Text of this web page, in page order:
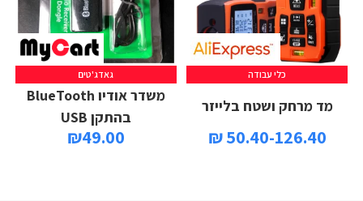
כלי עבודה
מד מרחק ושטח בלייזר
50.40-126.40 ₪
הוספה לסל
גאדג'טים
משדר אודיו BlueTooth
בהתקן USB
₪49.00